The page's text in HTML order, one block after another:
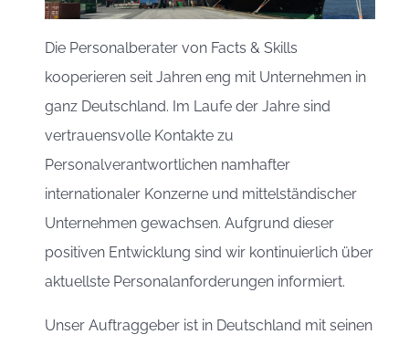
Now fully Joomla 6 compatible!
Die Personalberater von Facts & Skills
kooperieren seit Jahren eng mit Unternehmen in
ganz Deutschland. Im Laufe der Jahre sind
vertrauensvolle Kontakte zu
Personalverantwortlichen namhafter
internationaler Konzerne und mittelständischer
Unternehmen gewachsen. Aufgrund dieser
positiven Entwicklung sind wir kontinuierlich über
aktuellste Personalanforderungen informiert.
Unser Auftraggeber ist in Deutschland mit seinen